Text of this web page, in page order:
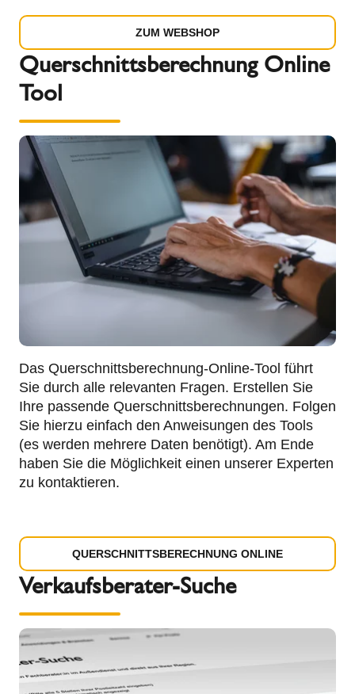
ZUM WEBSHOP
Querschnittsberechnung Online
Tool
Das Querschnittsberechnung-Online-Tool führt
Sie durch alle relevanten Fragen. Erstellen Sie
Ihre passende Querschnittsberechnungen. Folgen
Sie hierzu einfach den Anweisungen des Tools
(es werden mehrere Daten benötigt). Am Ende
haben Sie die Möglichkeit einen unserer Experten
zu kontaktieren.
QUERSCHNITTSBERECHNUNG ONLINE
Verkaufsberater-Suche